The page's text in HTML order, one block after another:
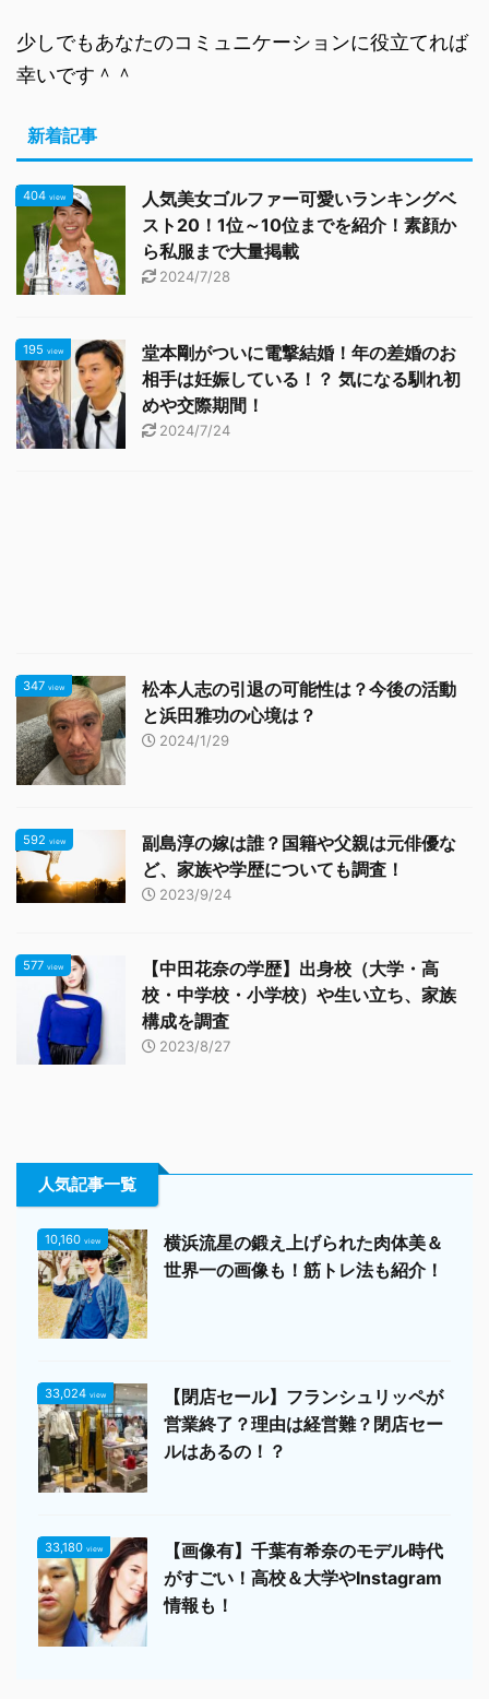
少しでもあなたのコミュニケーションに役立てれば
幸いです＾＾
新着記事
404 view
人気美女ゴルファー可愛いランキングベ
スト20！1位～10位までを紹介！素顔か
ら私服まで大量掲載
2024/7/28
195 view
堂本剛がついに電撃結婚！年の差婚のお
相手は妊娠している！？ 気になる馴れ初
めや交際期間！
2024/7/24
347 view
松本人志の引退の可能性は？今後の活動
と浜田雅功の心境は？
2024/1/29
592 view
副島淳の嫁は誰？国籍や父親は元俳優な
ど、家族や学歴についても調査！
2023/9/24
577 view
【中田花奈の学歴】出身校（大学・高
校・中学校・小学校）や生い立ち、家族
構成を調査
2023/8/27
人気記事一覧
10,160 view
横浜流星の鍛え上げられた肉体美＆
世界一の画像も！筋トレ法も紹介！
33,024 view
【閉店セール】フランシュリッペが
営業終了？理由は経営難？閉店セー
ルはあるの！？
33,180 view
【画像有】千葉有希奈のモデル時代
がすごい！高校＆大学やInstagram
情報も！